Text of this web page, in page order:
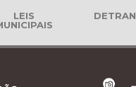
LEIS
DETRAN